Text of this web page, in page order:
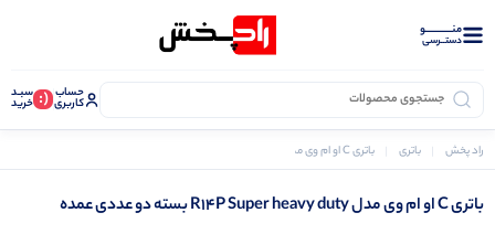
منــــــــــــو
دستــرسی
حساب
کاربری (: سبـد
خرید
راد پخش باتری باتری C او ام وی مدل R14P Super heavy duty بسته دو عددی عمده
باتری C او ام وی مدل R14P Super heavy duty بسته دو عددی عمده